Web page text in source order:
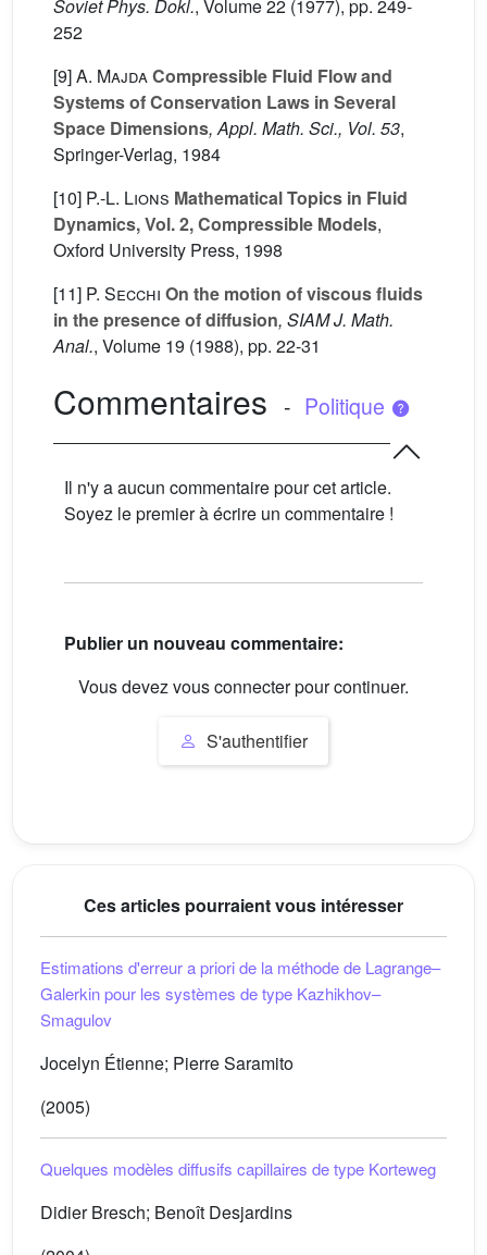
Soviet Phys. Dokl., Volume 22 (1977), pp. 249-
252
[9]A. MajdaCompressible Fluid Flow and
Systems of Conservation Laws in Several
Space Dimensions, Appl. Math. Sci., Vol. 53,
Springer-Verlag, 1984
[10] P.-L. Lions Mathematical Topics in Fluid
Dynamics, Vol. 2, Compressible Models,
Oxford University Press, 1998
[11] P. Secchi On the motion of viscous fluids
in the presence of diffusion, SIAM J. Math.
Anal., Volume 19 (1988), pp. 22-31
Commentaires - Politique
Il n'y a aucun commentaire pour cet article.
Soyez le premier à écrire un commentaire !
Publier un nouveau commentaire:
Vous devez vous connecter pour continuer.
S'authentifier
Ces articles pourraient vous intéresser
Estimations d'erreur a priori de la méthode de Lagrange–
Galerkin pour les systèmes de type Kazhikhov–
Smagulov
Jocelyn Étienne; Pierre Saramito
(2005)
Quelques modèles diffusifs capillaires de type Korteweg
Didier Bresch; Benoît Desjardins